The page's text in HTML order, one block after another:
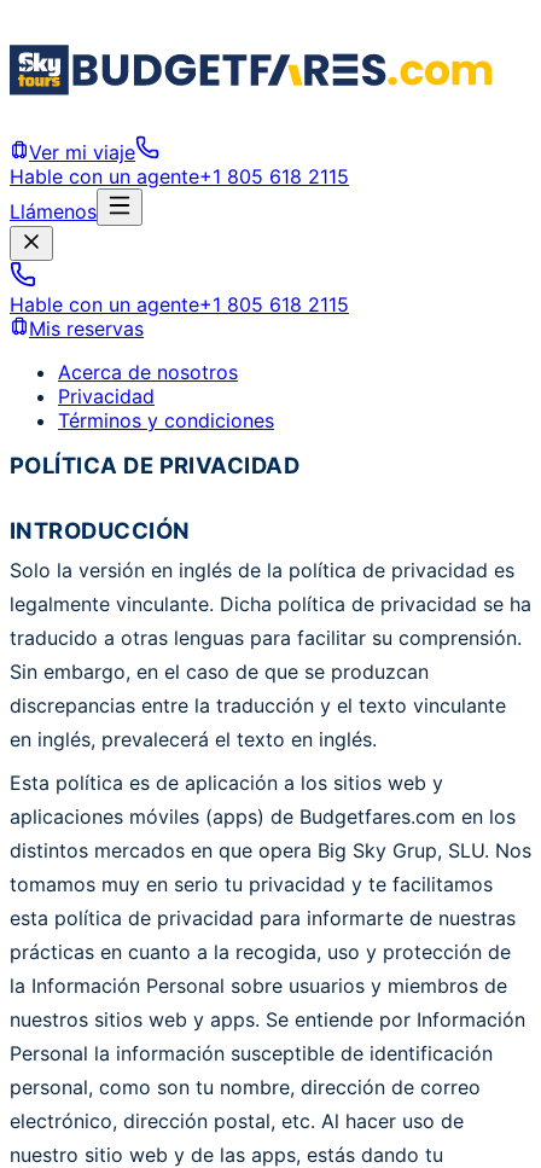
Ver mi viaje
Hable con un agente+1 805 618 2115
Llámenos
Hable con un agente+1 805 618 2115
Mis reservas
Acerca de nosotros
Privacidad
Términos y condiciones
POLÍTICA DE PRIVACIDAD
INTRODUCCIÓN
Solo la versión en inglés de la política de privacidad es
legalmente vinculante. Dicha política de privacidad se ha
traducido a otras lenguas para facilitar su comprensión.
Sin embargo, en el caso de que se produzcan
discrepancias entre la traducción y el texto vinculante
en inglés, prevalecerá el texto en inglés.
Esta política es de aplicación a los sitios web y
aplicaciones móviles (apps) de Budgetfares.com en los
distintos mercados en que opera Big Sky Grup, SLU. Nos
tomamos muy en serio tu privacidad y te facilitamos
esta política de privacidad para informarte de nuestras
prácticas en cuanto a la recogida, uso y protección de
la Información Personal sobre usuarios y miembros de
nuestros sitios web y apps. Se entiende por Información
Personal la información susceptible de identificación
personal, como son tu nombre, dirección de correo
electrónico, dirección postal, etc. Al hacer uso de
nuestro sitio web y de las apps, estás dando tu